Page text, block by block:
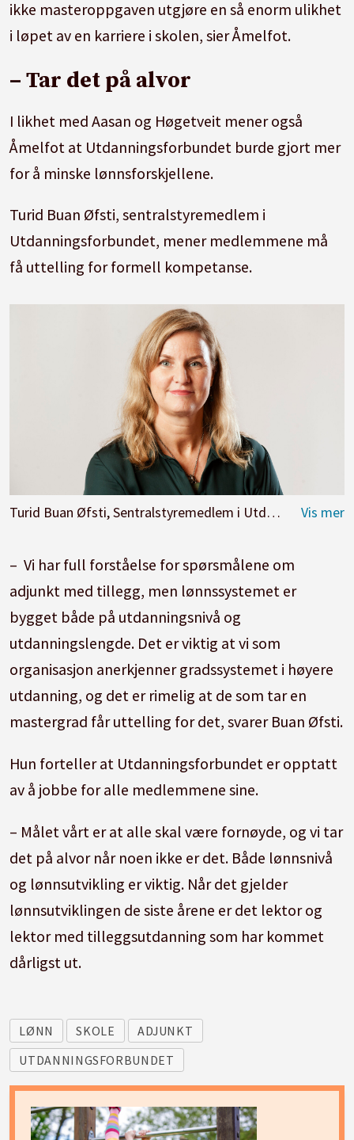
ikke masteroppgaven utgjøre en så enorm ulikhet
i løpet av en karriere i skolen, sier Åmelfot.
– Tar det på alvor
I likhet med Aasan og Høgetveit mener også
Åmelfot at Utdanningsforbundet burde gjort mer
for å minske lønnsforskjellene.
Turid Buan Øfsti, sentralstyremedlem i
Utdanningsforbundet, mener medlemmene må
få uttelling for formell kompetanse.
Turid Buan Øfsti, Sentralstyremedlem i Utdanningsforbundet
– Vi har full forståelse for spørsmålene om
adjunkt med tillegg, men lønnssystemet er
bygget både på utdanningsnivå og
utdanningslengde. Det er viktig at vi som
organisasjon anerkjenner gradssystemet i høyere
utdanning, og det er rimelig at de som tar en
mastergrad får uttelling for det, svarer Buan Øfsti.
Hun forteller at Utdanningsforbundet er opptatt
av å jobbe for alle medlemmene sine.
– Målet vårt er at alle skal være fornøyde, og vi tar
det på alvor når noen ikke er det. Både lønnsnivå
og lønnsutvikling er viktig. Når det gjelder
lønnsutviklingen de siste årene er det lektor og
lektor med tilleggsutdanning som har kommet
dårligst ut.
LØNN SKOLE
ADJUNKT
UTDANNINGSFORBUNDET